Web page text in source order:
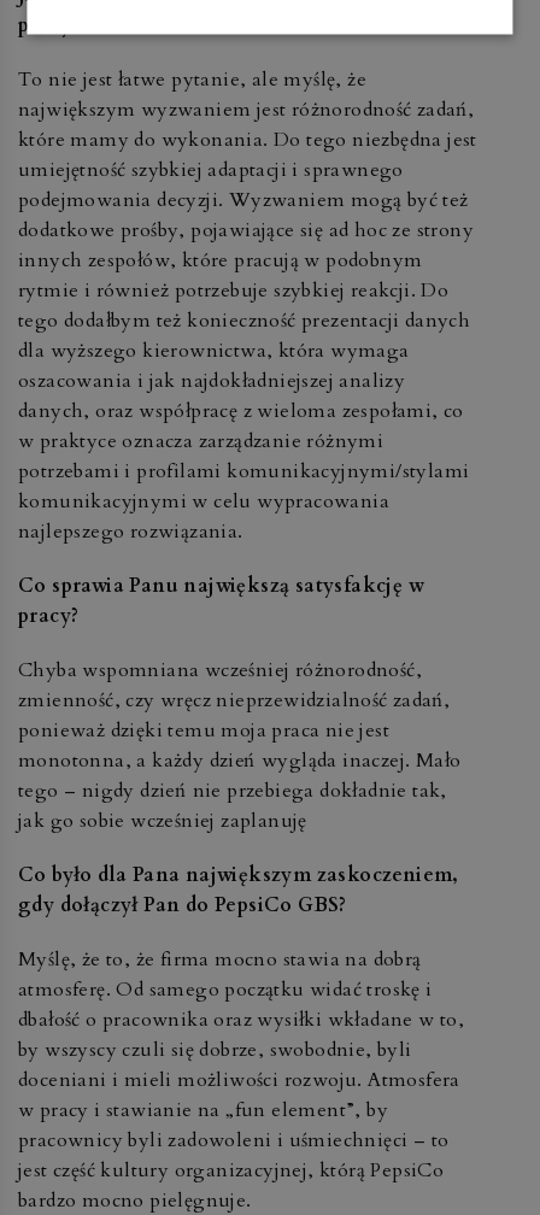
pracy?
To nie jest łatwe pytanie, ale myślę, że
największym wyzwaniem jest różnorodność zadań,
które mamy do wykonania. Do tego niezbędna jest
umiejętność szybkiej adaptacji i sprawnego
podejmowania decyzji. Wyzwaniem mogą być też
dodatkowe prośby, pojawiające się ad hoc ze strony
innych zespołów, które pracują w podobnym
rytmie i również potrzebuje szybkiej reakcji. Do
tego dodałbym też konieczność prezentacji danych
dla wyższego kierownictwa, która wymaga
oszacowania i jak najdokładniejszej analizy
danych, oraz współpracę z wieloma zespołami, co
w praktyce oznacza zarządzanie różnymi
potrzebami i profilami komunikacyjnymi/stylami
komunikacyjnymi w celu wypracowania
najlepszego rozwiązania.
Co sprawia Panu największą satysfakcję w
pracy?
Chyba wspomniana wcześniej różnorodność,
zmienność, czy wręcz nieprzewidzialność zadań,
ponieważ dzięki temu moja praca nie jest
monotonna, a każdy dzień wygląda inaczej. Mało
tego – nigdy dzień nie przebiega dokładnie tak,
jak go sobie wcześniej zaplanuję
Co było dla Pana największym zaskoczeniem,
gdy dołączył Pan do PepsiCo GBS?
Myślę, że to, że firma mocno stawia na dobrą
atmosferę. Od samego początku widać troskę i
dbałość o pracownika oraz wysiłki wkładane w to,
by wszyscy czuli się dobrze, swobodnie, byli
doceniani i mieli możliwości rozwoju. Atmosfera
w pracy i stawianie na „fun element”, by
pracownicy byli zadowoleni i uśmiechnięci – to
jest część kultury organizacyjnej, którą PepsiCo
bardzo mocno pielęgnuje.